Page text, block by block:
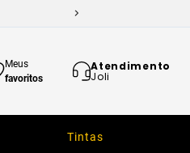
Meus
favoritos
Atendimento
Joli
Tintas